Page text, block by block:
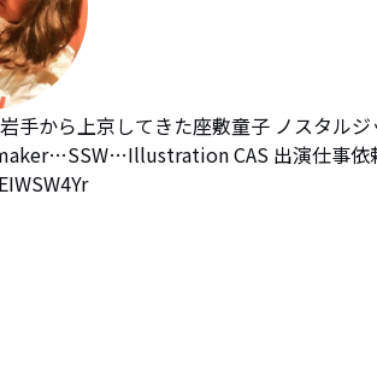
手から上京してきた座敷童子 ノスタル
CAS 出演仕事依